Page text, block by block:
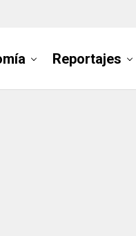
Reportajes